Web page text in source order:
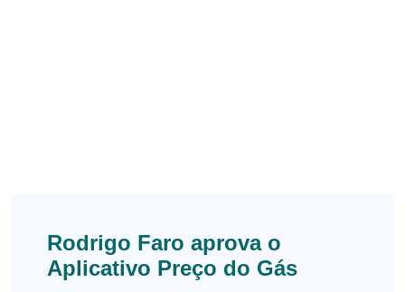
Rodrigo Faro aprova o
Aplicativo Preço do Gás